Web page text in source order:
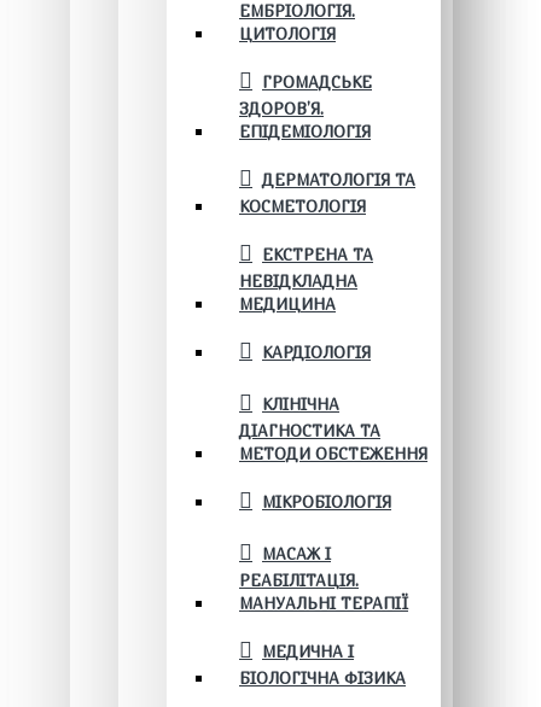
ЕМБРІОЛОГІЯ.
ЦИТОЛОГІЯ
ГРОМАДСЬКЕ
ЗДОРОВ’Я.
ЕПІДЕМІОЛОГІЯ
ДЕРМАТОЛОГІЯ ТА
КОСМЕТОЛОГІЯ
ЕКСТРЕНА ТА
НЕВІДКЛАДНА
МЕДИЦИНА
КАРДІОЛОГІЯ
КЛІНІЧНА
ДІАГНОСТИКА ТА
МЕТОДИ ОБСТЕЖЕННЯ
МІКРОБІОЛОГІЯ
МАСАЖ І
РЕАБІЛІТАЦІЯ.
МАНУАЛЬНІ ТЕРАПІЇ
МЕДИЧНА І
БІОЛОГІЧНА ФІЗИКА